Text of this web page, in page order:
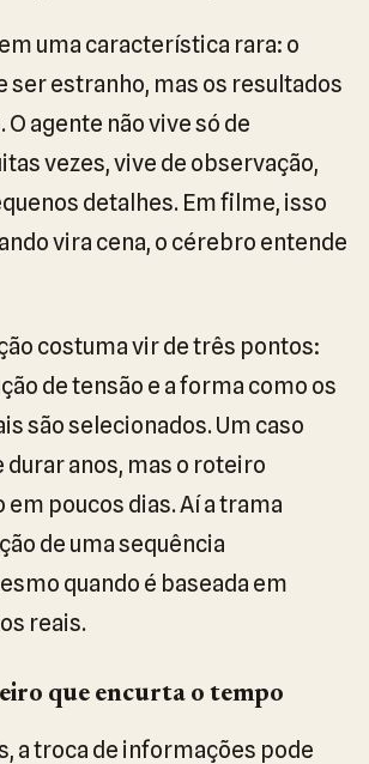
uma característica rara: o
ser estranho, mas os resultados
agente não vive só de
vezes, vive de observação,
detalhes. Em filme, isso
vira cena, o cérebro entende
costuma vir de três pontos:
de tensão e a forma como os
são selecionados. Um caso
anos, mas o roteiro
em poucos dias. Aí a trama
de uma sequência
quando é baseada em
reais.
que encurta o tempo
a troca de informações pode